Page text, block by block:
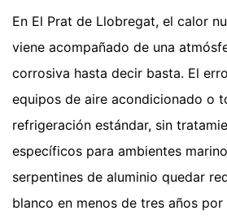
En El Prat de Llobregat, el calor
viene acompañado de una
corrosiva hasta decir basta. El
equipos de aire acondicionado o
refrigeración estándar, sin
específicos para ambientes
serpentines de aluminio quedar
blanco en menos de tres años